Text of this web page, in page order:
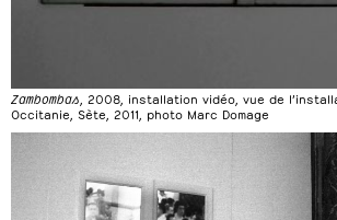
Zambombas , 2008, installation vidéo, vue de
Occitanie, Sète, 2011, photo Marc Domage